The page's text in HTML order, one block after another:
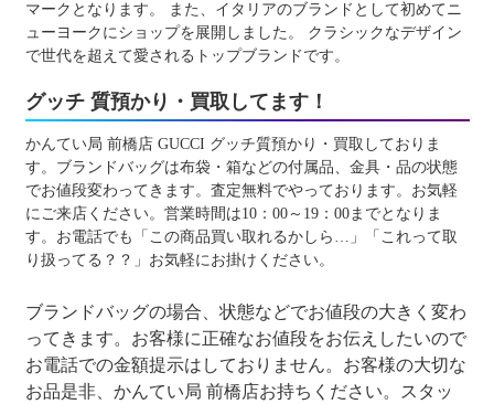
マークとなります。 また、イタリアのブランドとして初めてニ
ューヨークにショップを展開しました。 クラシックなデザイン
で世代を超えて愛されるトップブランドです。
グッチ 質預かり・買取してます！
かんてい局 前橋店 GUCCI グッチ質預かり・買取しておりま
す。ブランドバッグは布袋・箱などの付属品、金具・品の状態
でお値段変わってきます。査定無料でやっております。お気軽
にご来店ください。営業時間は10：00～19：00までとなりま
す。お電話でも「この商品買い取れるかしら…」「これって取
り扱ってる？？」お気軽にお掛けください。
ブランドバッグの場合、状態などでお値段の大きく変わ
ってきます。お客様に正確なお値段をお伝えしたいので
お電話での金額提示はしておりません。お客様の大切な
お品是非、かんてい局 前橋店お持ちください。スタッ